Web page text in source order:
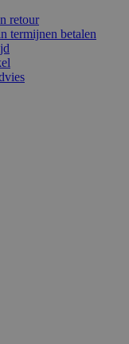
retour
termijnen betalen